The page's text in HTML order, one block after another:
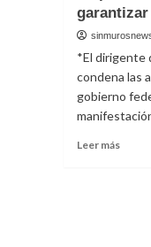
*El dirigente
condena las
gobierno
Leer más